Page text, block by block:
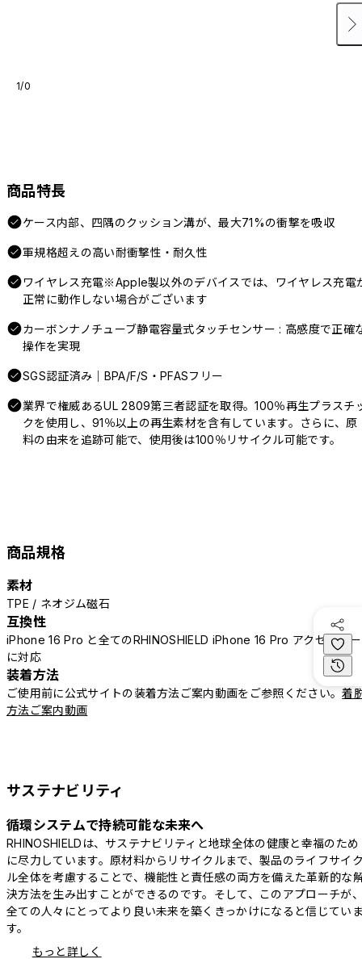
1/0
商品特長
ケース内部、四隅のクッション溝が、最大71%の衝撃を吸収
軍規格超えの高い耐衝撃性・耐久性
ワイヤレス充電※Apple製以外のデバイスでは、ワイヤレス充電
正常に動作しない場合がございます
カーボンナノチューブ静電容量式タッチセンサー : 高感度で正確
操作を実現
SGS認証済み｜BPA/F/S・PFASフリー
業界で権威あるUL 2809第三者認証を取得。100％再生プラスチ
クを使用し、91％以上の再生素材を含有しています。さらに、原
料の由来を追跡可能で、使用後は100％リサイクル可能です。
商品規格
素材
TPE / ネオジム磁石
互換性
iPhone 16 Pro と全てのRHINOSHIELD iPhone 16 Pro アクセサリー
に対応
装着方法
ご使用前に公式サイトの装着方法ご案内動画をご参照ください。着
方法ご案内動画
サステナビリティ
循環システムで持続可能な未来へ
RHINOSHIELDは、サステナビリティと地球全体の健康と幸福のため
に尽力しています。原材料からリサイクルまで、製品のライフサイ
ル全体を考慮することで、機能性と責任感の両方を備えた革新的な
決方法を生み出すことができるのです。そして、このアプローチが
全ての人々にとってより良い未来を築くきっかけになると信じてい
す。
もっと詳しく